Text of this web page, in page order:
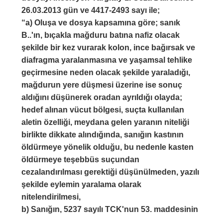
26.03.2013 gün ve 4417-2493 sayı ile;
“a) Oluşa ve dosya kapsamına göre; sanık
B..'ın, bıçakla mağduru batına nafiz olacak
şekilde bir kez vurarak kolon, ince bağırsak ve
diafragma yaralanmasına ve yaşamsal tehlike
geçirmesine neden olacak şekilde yaraladığı,
mağdurun yere düşmesi üzerine ise sonuç
aldığını düşünerek oradan ayrıldığı olayda;
hedef alınan vücut bölgesi, suçta kullanılan
aletin özelliği, meydana gelen yaranın niteliği
birlikte dikkate alındığında, sanığın kastının
öldürmeye yönelik olduğu, bu nedenle kasten
öldürmeye teşebbüs suçundan
cezalandırılması gerektiği düşünülmeden, yazılı
şekilde eylemin yaralama olarak
nitelendirilmesi,
b) Sanığın, 5237 sayılı TCK'nun 53. maddesinin